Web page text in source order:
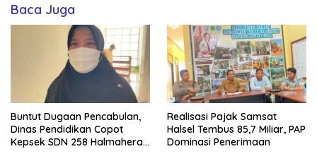
Baca Juga
Buntut Dugaan Pencabulan,
Dinas Pendidikan Copot
Kepsek SDN 258 Halmahera
Realisasi Pajak Samsat
Halsel Tembus 85,7 Miliar, PAP
Dominasi Penerimaan